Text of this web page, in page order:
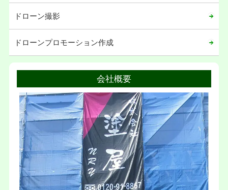
ドローン撮影
ドローンプロモーション作成
会社概要